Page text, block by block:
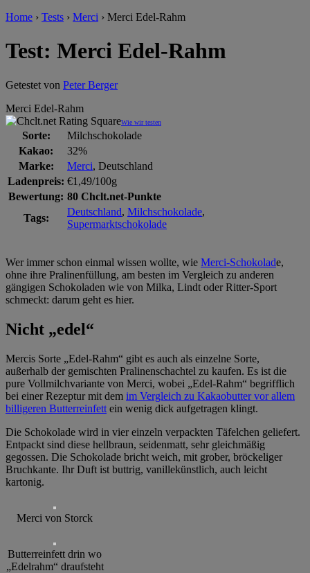
Home › Tests › Merci › Merci Edel-Rahm
Test: Merci Edel-Rahm
Getestet von Peter Berger
Merci Edel-Rahm
Wie wir testen
Sorte:
Milchschokolade
Kakao:
32%
Marke:
Merci, Deutschland
Ladenpreis: €1,49/100g
Bewertung: 80 Chclt.net-Punkte
Tags:
Deutschland, Milchschokolade,
Supermarktschokolade
Wer immer schon einmal wissen wollte, wie Merci-Schokolade,
ohne ihre Pralinenfüllung, am besten im Vergleich zu anderen
gängigen Schokoladen wie von Milka, Lindt oder Ritter-Sport
schmeckt: darum geht es hier.
Nicht „edel“
Mercis Sorte „Edel-Rahm“ gibt es auch als einzelne Sorte,
außerhalb der gemischten Pralinenschachtel zu kaufen. Es ist die
pure Vollmilchvariante von Merci, wobei „Edel-Rahm“ begrifflich
bei einer Rezeptur mit dem im Vergleich zu Kakaobutter vor allem
billigeren Butterreinfett ein wenig dick aufgetragen klingt.
Die Schokolade wird in vier einzeln verpackten Täfelchen geliefert.
Entpackt sind diese hellbraun, seidenmatt, sehr gleichmäßig
gegossen. Die Schokolade bricht weich, mit grober, bröckeliger
Bruchkante. Ihr Duft ist buttrig, vanillekünstlich, auch leicht
kartonig.
Merci von Storck
Butterreinfett drin wo
„Edelrahm“ draufsteht